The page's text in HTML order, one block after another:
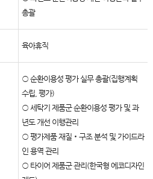
총괄
육아휴직
○ 순환이용성 평가 실무 총괄(집행계획
수립, 평가)
○ 세탁기 제품군 순환이용성 평가 및 과
년도 개선 이행관리
○ 평가제품 재질‧구조 분석 및 가이드라
인 용역 관리
○ 타이어 제품군 관리(한국형 에코디자인